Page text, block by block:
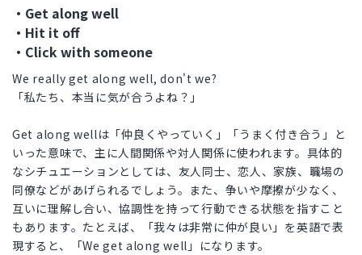
・Get along well
・Hit it off
・Click with someone
We really get along well, don't we?
「私たち、本当に気が合うよね？」
Get along wellは「仲良くやっていく」「うまく付き合う」と
いった意味で、主に人間関係や対人関係に使われます。具体的
なシチュエーションとしては、友人同士、恋人、家族、職場の
同僚などがあげられるでしょう。また、争いや摩擦が少なく、
互いに理解し合い、協調性を持って行動できる状態を指すこと
もあります。たとえば、「我々は非常に仲が良い」を英語で表
現すると、「We get along well」になります。